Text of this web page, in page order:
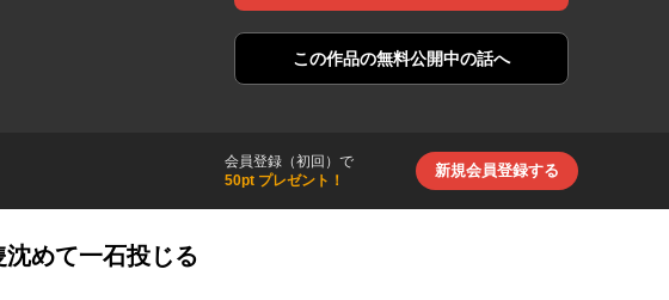
この作品の無料公開中の話へ
会員登録（初回）で
50pt プレゼント！
新規会員登録する
めて一石投じる